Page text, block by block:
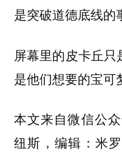
是突破道德底线的
屏幕里的皮卡丘
是他们想要的宝可
本文来自微信公
纽斯，编辑：米